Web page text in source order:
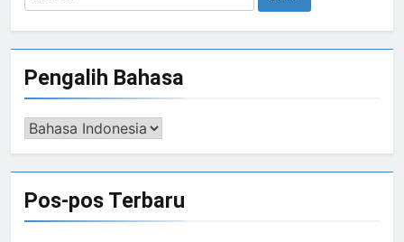
untuk:
Pengalih Bahasa
Pengalih
Pos-pos Terbaru